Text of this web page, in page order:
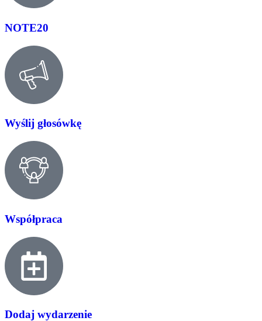
NOTE20
Wyślij głosówkę
Współpraca
Dodaj wydarzenie